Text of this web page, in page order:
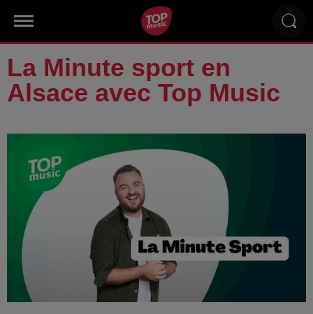
La Minute sport en
Alsace avec Top Music